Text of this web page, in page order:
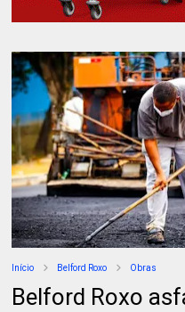
Início Belford Roxo Obras
Belford Roxo